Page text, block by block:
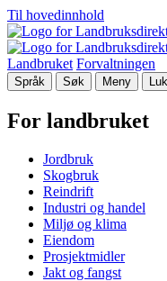
Til hovedinnhold
Landbruket Forvaltningen
Språk Søk Meny
For landbruket
Jordbruk
Skogbruk
Reindrift
Industri og handel
Miljø og klima
Eiendom
Prosjektmidler
Jakt og fangst